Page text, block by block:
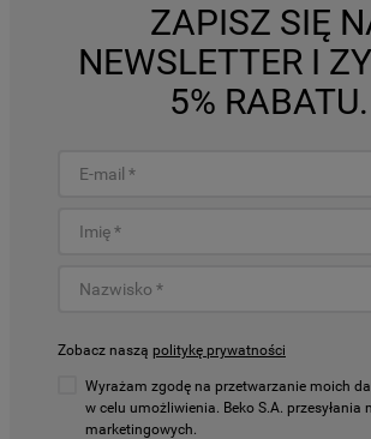
ZAPISZ SIĘ
NEWSLETTER I
5% RABATU.
Zobacz naszą politykę prywatności
Wyrażam zgodę na przetwarzanie moich
w celu umożliwienia. Beko S.A.
marketingowych.